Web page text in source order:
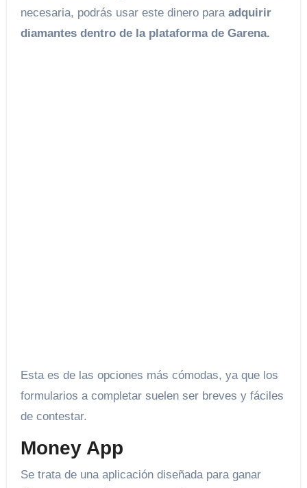
necesaria, podrás usar este dinero para adquirir
diamantes dentro de la plataforma de Garena.
Esta es de las opciones más cómodas, ya que los
formularios a completar suelen ser breves y fáciles
de contestar.
Money App
Se trata de una aplicación diseñada para ganar